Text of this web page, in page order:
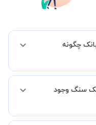
چگونه
لازم برای برگزاری
خواهند داد.
سنگ وجود